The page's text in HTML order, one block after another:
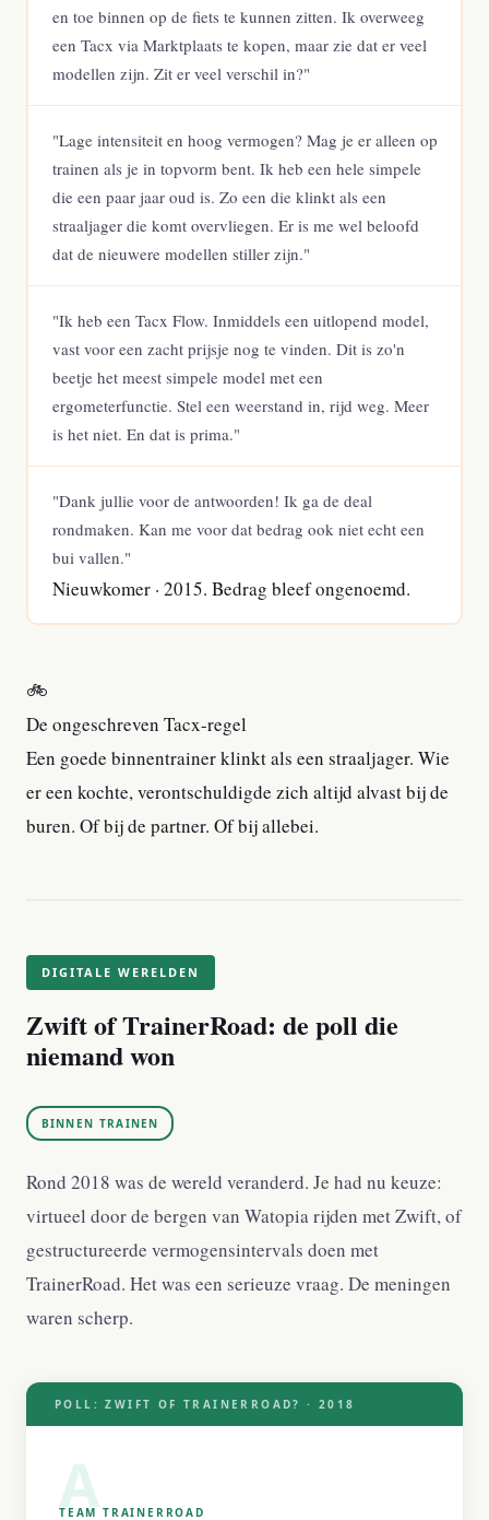
en toe binnen op de fiets te kunnen zitten. Ik overweeg
een Tacx via Marktplaats te kopen, maar zie dat er veel
modellen zijn. Zit er veel verschil in?"
"Lage intensiteit en hoog vermogen? Mag je er alleen op
trainen als je in topvorm bent. Ik heb een hele simpele
die een paar jaar oud is. Zo een die klinkt als een
straaljager die komt overvliegen. Er is me wel beloofd
dat de nieuwere modellen stiller zijn."
"Ik heb een Tacx Flow. Inmiddels een uitlopend model,
vast voor een zacht prijsje nog te vinden. Dit is zo'n
beetje het meest simpele model met een
ergometerfunctie. Stel een weerstand in, rijd weg. Meer
is het niet. En dat is prima."
"Dank jullie voor de antwoorden! Ik ga de deal
rondmaken. Kan me voor dat bedrag ook niet echt een
bui vallen."
Nieuwkomer · 2015. Bedrag bleef ongenoemd.
🚲
De ongeschreven Tacx-regel
Een goede binnentrainer klinkt als een straaljager. Wie
er een kochte, verontschuldigde zich altijd alvast bij de
buren. Of bij de partner. Of bij allebei.
DIGITALE WERELDEN
Zwift of TrainerRoad: de poll die
niemand won
BINNEN TRAINEN
Rond 2018 was de wereld veranderd. Je had nu keuze:
virtueel door de bergen van Watopia rijden met Zwift, of
gestructureerde vermogensintervals doen met
TrainerRoad. Het was een serieuze vraag. De meningen
waren scherp.
POLL: ZWIFT OF TRAINERROAD? · 2018
A
TEAM TRAINERROAD